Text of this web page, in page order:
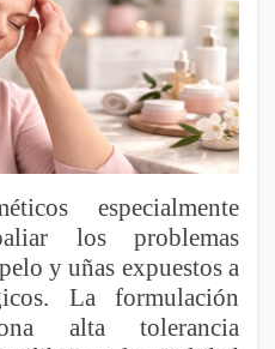
especialmente
los problemas
y uñas expuestos a
La formulación
alta tolerancia